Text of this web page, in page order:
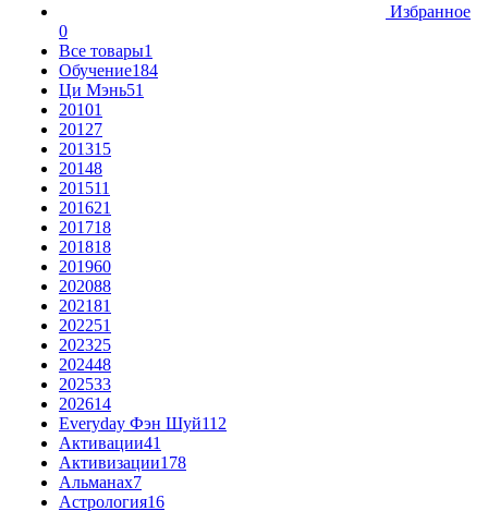
Избранное
0
Все товары1
Обучение184
Ци Мэнь51
20101
20127
201315
20148
201511
201621
201718
201818
201960
202088
202181
202251
202325
202448
202533
202614
Everyday Фэн Шуй112
Активации41
Активизации178
Альманах7
Астрология16